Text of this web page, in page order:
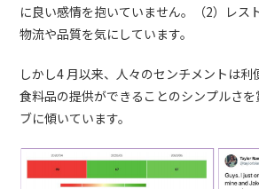
に良い感情を抱いていません。（2）レス
物流や品質を気にしています。
しかし4 月以来、人々のセンチメントは利
食料品の提供ができることのシンプルさを
ブに傾いています。